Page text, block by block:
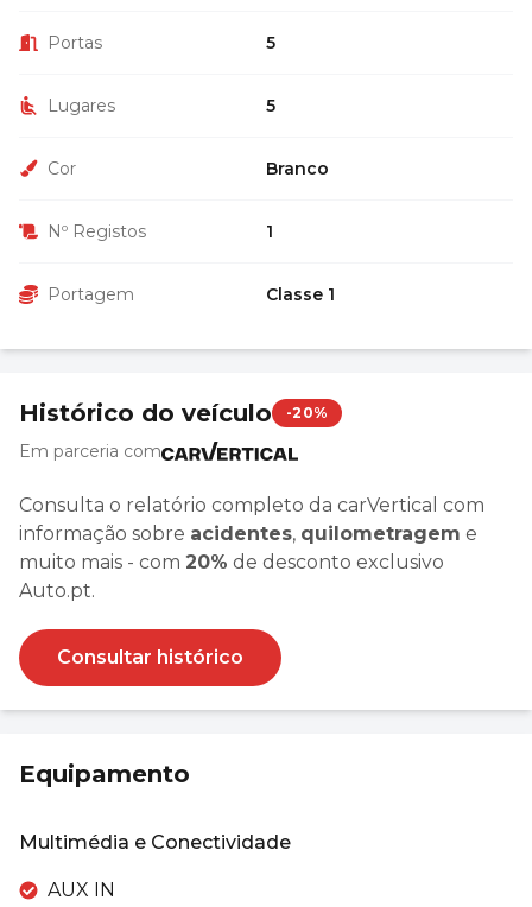
Portas 5
Lugares 5
Cor Branco
Nº Registos 1
Portagem Classe 1
Histórico do veículo -20%
Em parceria com
Consulta o relatório completo da carVertical com
informação sobre acidentes, quilometragem e
muito mais - com 20% de desconto exclusivo
Auto.pt.
Consultar histórico
Equipamento
Multimédia e Conectividade
AUX IN